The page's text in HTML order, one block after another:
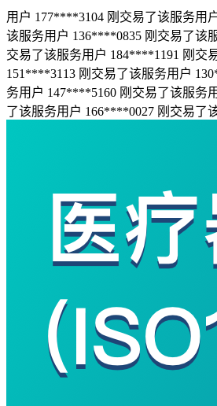
用户 177****3104 刚交易了该服务用
该服务用户 136****0835 刚交易了该
交易了该服务用户 184****1191 刚交
151****3113 刚交易了该服务用户
务用户 147****5160 刚交易了该服务
了该服务用户 166****0027 刚交易了